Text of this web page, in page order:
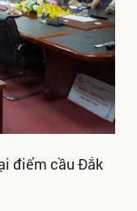
điểm cầu Đắk